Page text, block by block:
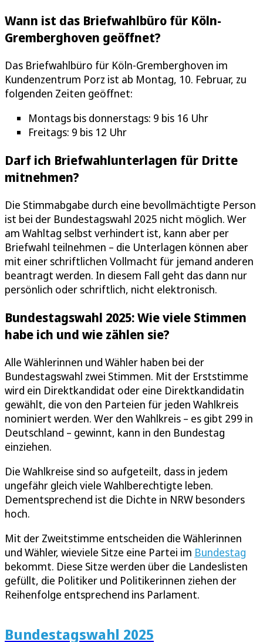
Wann ist das Briefwahlbüro für Köln-
Gremberghoven geöffnet?
Das Briefwahlbüro für Köln-Gremberghoven im
Kundenzentrum Porz ist ab Montag, 10. Februar, zu
folgenden Zeiten geöffnet:
Montags bis donnerstags: 9 bis 16 Uhr
Freitags: 9 bis 12 Uhr
Darf ich Briefwahlunterlagen für Dritte
mitnehmen?
Die Stimmabgabe durch eine bevollmächtigte Person
ist bei der Bundestagswahl 2025 nicht möglich. Wer
am Wahltag selbst verhindert ist, kann aber per
Briefwahl teilnehmen – die Unterlagen können aber
mit einer schriftlichen Vollmacht für jemand anderen
beantragt werden. In diesem Fall geht das dann nur
persönlich oder schriftlich, nicht elektronisch.
Bundestagswahl 2025: Wie viele Stimmen
habe ich und wie zählen sie?
Alle Wählerinnen und Wähler haben bei der
Bundestagswahl zwei Stimmen. Mit der Erststimme
wird ein Direktkandidat oder eine Direktkandidatin
gewählt, die von den Parteien für jeden Wahlkreis
nominiert werden. Wer den Wahlkreis – es gibt 299 in
Deutschland – gewinnt, kann in den Bundestag
einziehen.
Die Wahlkreise sind so aufgeteilt, dass in jedem
ungefähr gleich viele Wahlberechtigte leben.
Dementsprechend ist die Dichte in NRW besonders
hoch.
Mit der Zweitstimme entscheiden die Wählerinnen
und Wähler, wieviele Sitze eine Partei im Bundestag
bekommt. Diese Sitze werden über die Landeslisten
gefüllt, die Politiker und Politikerinnen ziehen der
Reihenfolge entsprechend ins Parlament.
Bundestagswahl 2025